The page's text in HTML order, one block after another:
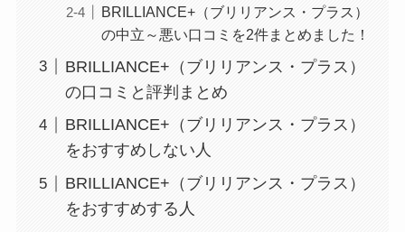
BRILLIANCE+（ブリリアンス・プラス）
の中立～悪い口コミを2件まとめました！
BRILLIANCE+（ブリリアンス・プラス）
の口コミと評判まとめ
BRILLIANCE+（ブリリアンス・プラス）
をおすすめしない人
BRILLIANCE+（ブリリアンス・プラス）
をおすすめする人